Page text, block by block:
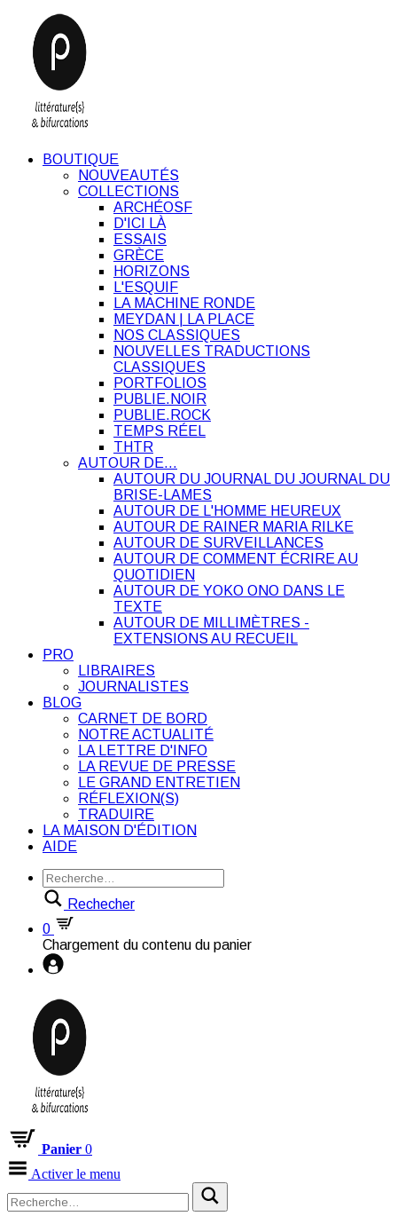
BOUTIQUE
NOUVEAUTÉS
COLLECTIONS
ARCHÉOSF
D'ICI LÀ
ESSAIS
GRÈCE
HORIZONS
L'ESQUIF
LA MACHINE RONDE
MEYDAN | LA PLACE
NOS CLASSIQUES
NOUVELLES TRADUCTIONS
CLASSIQUES
PORTFOLIOS
PUBLIE.NOIR
PUBLIE.ROCK
TEMPS RÉEL
THTR
AUTOUR DE…
AUTOUR DU JOURNAL DU JOURNAL DU
BRISE-LAMES
AUTOUR DE L'HOMME HEUREUX
AUTOUR DE RAINER MARIA RILKE
AUTOUR DE SURVEILLANCES
AUTOUR DE COMMENT ÉCRIRE AU
QUOTIDIEN
AUTOUR DE YOKO ONO DANS LE
TEXTE
AUTOUR DE MILLIMÈTRES -
EXTENSIONS AU RECUEIL
PRO
LIBRAIRES
JOURNALISTES
BLOG
CARNET DE BORD
NOTRE ACTUALITÉ
LA LETTRE D'INFO
LA REVUE DE PRESSE
LE GRAND ENTRETIEN
RÉFLEXION(S)
TRADUIRE
LA MAISON D'ÉDITION
AIDE
Rechecher
0
Chargement du contenu du panier
Panier 0
Activer le menu